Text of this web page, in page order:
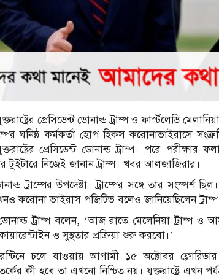
প্রেসিডেন্ট ডোনাল্ড ট্রাম্প ও ফার্স্টলেডি
ঘনিষ্ঠ কর্মকর্তা হোপ হিকস করোনাভাইরাসে
প্রেসিডেন্ট ডোনাল্ড ট্রাম্প। পরে
টুইটারে নিজেই জানান ট্রাম্প। খবর আলজাজিরার।
ট্রাম্পের উপদেষ্টা। ট্রাম্পের সঙ্গে তার সংস্পর্শ
করোনা ভাইরাস পজিটিভ বলেও জানিয়েছিলেন
ট্রাম্প বলেন, ‌‘আজ রাতে মেলেনিয়া ট্রাম্প ও
ও সুস্থতার প্রক্রিয়া শুরু করবো।’
চলে যাওয়ায় আগামী ১৫ অক্টোবর ফ্লোরিডার
কী হবে তা এখনো নিশ্চিত নয়। যুক্তরাষ্ট্রে এখন